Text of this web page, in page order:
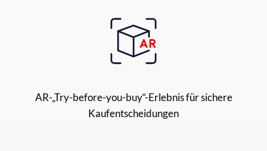
AR-„Try-before-you-buy“-Erlebnis für sichere
Kaufentscheidungen